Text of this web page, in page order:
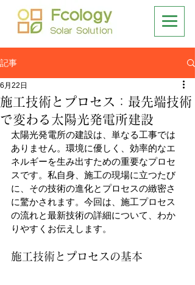
記事
施工技術とプロセス：最先端技術
で変わる太陽光発電所建設
6月22日
太陽光発電所の建設は、単なる工事では
ありません。環境に優しく、効率的なエ
ネルギーを生み出すための重要なプロセ
スです。私自身、施工の現場に立つたび
に、その技術の進化とプロセスの緻密さ
に驚かされます。今回は、施工プロセス
の流れと最新技術の詳細について、わか
りやすくお伝えします。
施工技術とプロセスの基本